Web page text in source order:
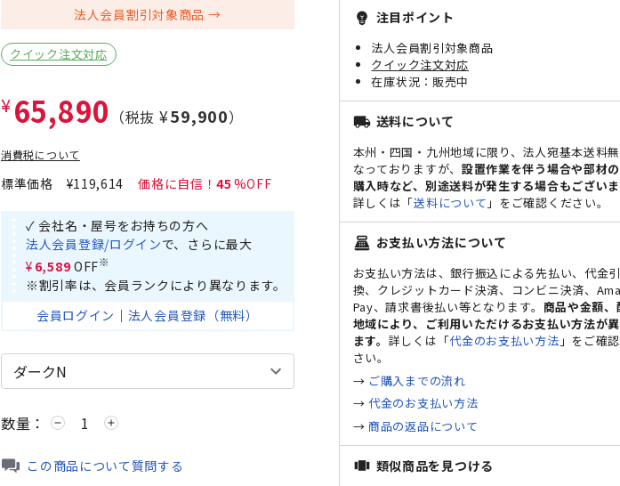
法人会員割引対象商品
クイック注文対応
¥65,890 （税抜 ¥59,900）
消費税について
標準価格 ¥119,614 45
✓ 会社名・屋号をお持ちの方へ
法人会員登録/ログインで、さらに最大
¥6,589 OFF※
※割引率は、会員ランクにより異なります。
会員ログイン ｜ 法人会員登録（無料）
数量： remove add
この商品について質問する
emoji_objects 注目ポイント
法人会員割引対象商品
クイック注文対応
販売中
local_shipping 送料について
本州・四国・九州地域に限り、法人宛基本送料
なっておりますが、 設置作業を伴う場合や部材
購入時など、別途送料が発生する場合もござい
詳しくは「送料について 」をご確認ください。
point_of_sale お支払い方法について
お支払い方法は、銀行振込による先払い、代金
換、クレジットカード決済、コンビニ決済、
Pay、請求書後払い等となります。 商品や金額、
地域により、ご利用いただけるお支払い方法が
ます。 詳しくは「代金のお支払い方法 」をご確
さい。
→ ご購入までの流れ
→代金のお支払い方法
→ 商品の返品について
view_carousel 類似商品を見つける